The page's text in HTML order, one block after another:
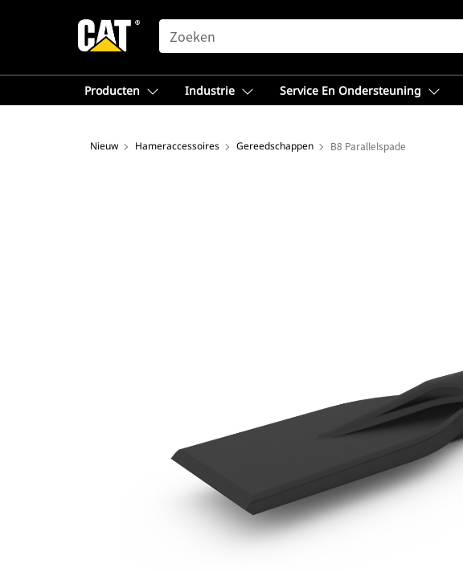
SEARCH
Producten Industrie Service En Ondersteuning
Nieuw Hameraccessoires Gereedschappen B8 Parallelspade